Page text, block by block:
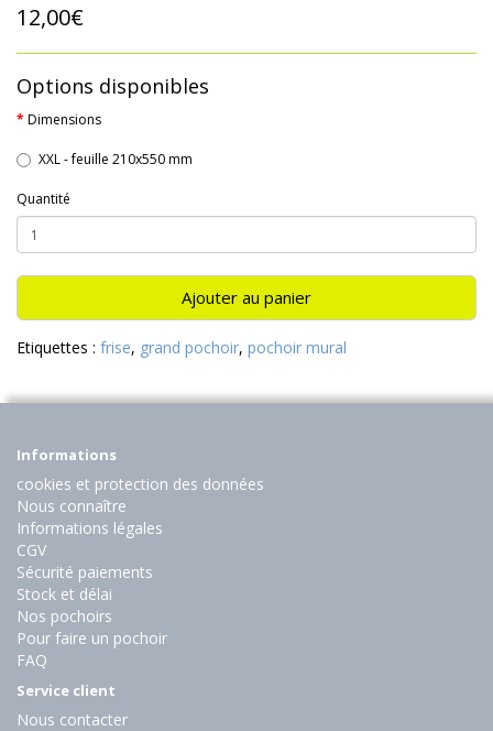
12,00€
Options disponibles
Dimensions
XXL - feuille 210x550 mm
Quantité
Ajouter au panier
Etiquettes : frise, grand pochoir, pochoir mural
Informations
cookies et protection des données
Nous connaître
Informations légales
CGV
Sécurité paiements
Stock et délai
Nos pochoirs
Pour faire un pochoir
FAQ
Service client
Nous contacter